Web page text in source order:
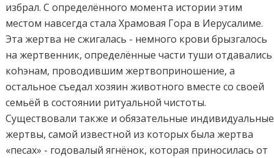
избрал. С определённого момента истории этим
местом навсегда стала Храмовая Гора в Иерусалиме.
Эта жертва не сжигалась - немного крови брызгалось
на жертвенник, определённые части туши отдавались
коhэнам, проводившим жертвоприношение, а
остальное съедал хозяин животного вместе со своей
семьёй в состоянии ритуальной чистоты.
Существовали также и обязательные индивидуальные
жертвы, самой известной из которых была жертва
«песах» - годовалый ягнёнок, которая приносилась от